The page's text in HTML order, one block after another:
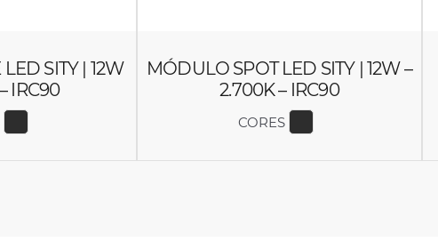
SITY | 12W
IRC90
EXIBIR COR 6647
MÓDULO SPOT LED SITY | 12W –
2.700K – IRC90
CORES EXIBIR COR 6646